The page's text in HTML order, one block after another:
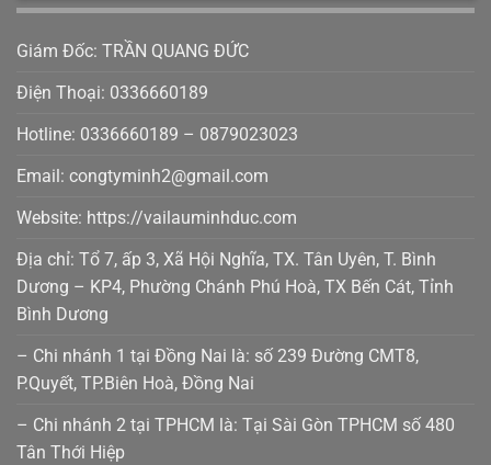
Giám Đốc: TRẦN QUANG ĐỨC
Điện Thoại: 0336660189
Hotline: 0336660189 – 0879023023
Email: congtyminh2@gmail.com
Website: https://vailauminhduc.com
Địa chỉ: Tổ 7, ấp 3, Xã Hội Nghĩa, TX. Tân Uyên, T. Bình
Dương – KP4, Phường Chánh Phú Hoà, TX Bến Cát, Tỉnh
Bình Dương
– Chi nhánh 1 tại Đồng Nai là: số 239 Đường CMT8,
P.Quyết, TP.Biên Hoà, Đồng Nai
– Chi nhánh 2 tại TPHCM là: Tại Sài Gòn TPHCM số 480
Tân Thới Hiệp